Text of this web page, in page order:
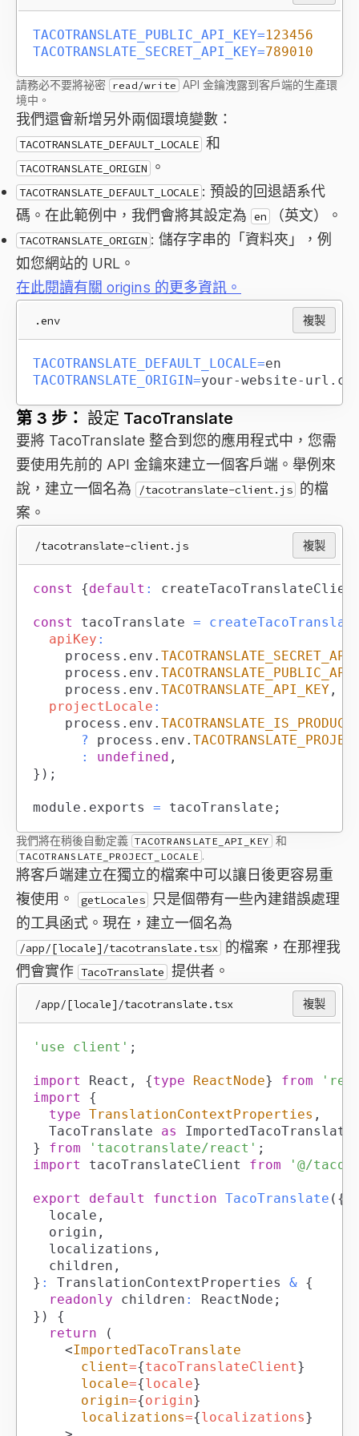
TACOTRANSLATE_PUBLIC_API_KEY=123456
TACOTRANSLATE_SECRET_API_KEY=789010
請務必不要將祕密 read/write API 金鑰洩露到客戶端的生產環
境中。
我們還會新增另外兩個環境變數：
TACOTRANSLATE_DEFAULT_LOCALE 和
TACOTRANSLATE_ORIGIN 。
TACOTRANSLATE_DEFAULT_LOCALE : 預設的回退語系代
碼。在此範例中，我們會將其設定為 en （英文）。
TACOTRANSLATE_ORIGIN : 儲存字串的「資料夾」，例
如您網站的 URL。
在此閱讀有關 origins 的更多資訊。
.env 複製
TACOTRANSLATE_DEFAULT_LOCALE=
TACOTRANSLATE_ORIGIN=your-website-
第 3 步： 設定 TacoTranslate
要將 TacoTranslate 整合到您的應用程式中，您需
要使用先前的 API 金鑰來建立一個客戶端。舉例來
說，建立一個名為
/tacotranslate-client.js 的檔
案。
/tacotranslate-client.js 複製
const {default :
const tacoTranslate =
apiKey :
		process
. env .
		process
. env .
		process
. env . TACOTRANSLATE_API_KEY ,
projectLocale :
		process
. env .
?
process . env .
:
undefined ,
} ) ;
module . exports = tacoTranslate ;
我們將在稍後自動定義 TACOTRANSLATE_API_KEY 和
TACOTRANSLATE_PROJECT_LOCALE .
將客戶端建立在獨立的檔案中可以讓日後更容易重
複使用。
getLocales
只是個帶有一些內建錯誤處理
的工具函式。現在，建立一個名為
/app/[locale]/tacotranslate.tsx 的檔案，在那裡我
們會實作 TacoTranslate 提供者。
/app/[locale]/tacotranslate.tsx 複製
'use client' ;
import React , {type ReactNode} from
import
{
type TranslationContextProperties ,
TacoTranslate
as ImportedTacoTranslate
}
from 'tacotranslate/react' ;
import
tacoTranslateClient from '@/
export default function TacoTranslate ( {
	locale
,
	origin
,
	localizations
,
	children
,
} : TranslationContextProperties & {
readonly children : ReactNode ;
} )
{
return
(
<ImportedTacoTranslate
client={tacoTranslateClient}
locale={locale}
origin={origin}
localizations={localizations}